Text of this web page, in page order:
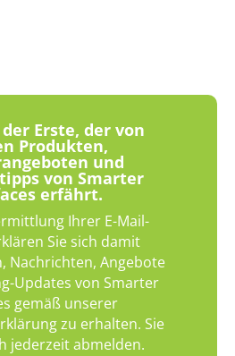
Erste, der von
Produkten,
und
von Smarter
erfährt.
Ihrer E-Mail-
Sie sich damit
Nachrichten, Angebote
Updates von Smarter
gemäß unserer
zu erhalten. Sie
jederzeit abmelden.